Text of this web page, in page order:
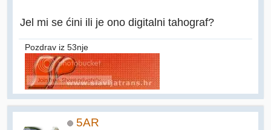
Jel mi se ćini ili je ono digitalni tahograf?
Pozdrav iz 53nje
5AR